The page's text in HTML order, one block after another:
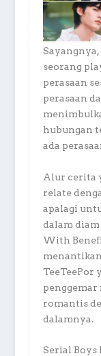
seorang
perasaan
perasaan
hubungan
ada
Alur cerita
relate
apalagi
dalam
With
TeeTeePor
romantis
dalamnya.
Serial Boys